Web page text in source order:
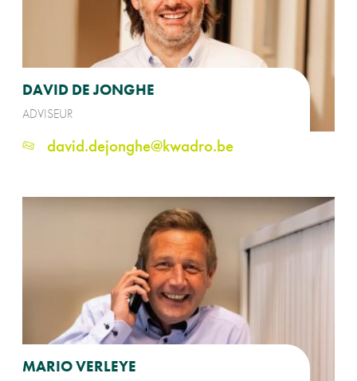
DAVID DE JONGHE
ADVISEUR
david.dejonghe@kwadro.be
MARIO VERLEYE